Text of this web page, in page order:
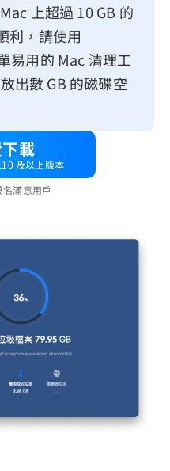
上超過 10 GB 的
利，請使用
易用的 Mac 清理工
出數 GB 的磁碟空
載
及以上版本
滿意用戶